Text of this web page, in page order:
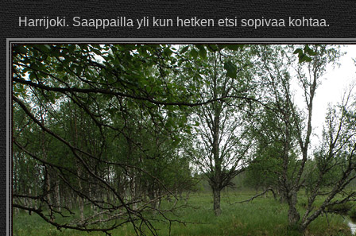
Harrijoki. Saappailla yli kun hetken etsi sopivaa kohtaa.